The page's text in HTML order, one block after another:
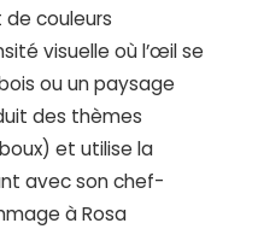
de couleurs
visuelle où l’œil se
ou un paysage
des thèmes
et utilise la
avec son chef-
à Rosa